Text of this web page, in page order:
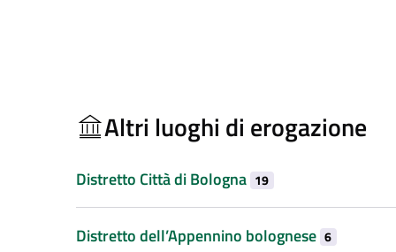
Altri luoghi di erogazione
Distretto Città di Bologna 19
Distretto dell’Appennino bolognese 6